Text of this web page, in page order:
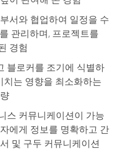
서와 협업하여 일정을 수
관리하며, 프로젝트를
경험
블로커를 조기에 식별하
치는 영향을 최소화하는
스 커뮤니케이션이 가능
에게 정보를 명확하고 간
및 구두 커뮤니케이션